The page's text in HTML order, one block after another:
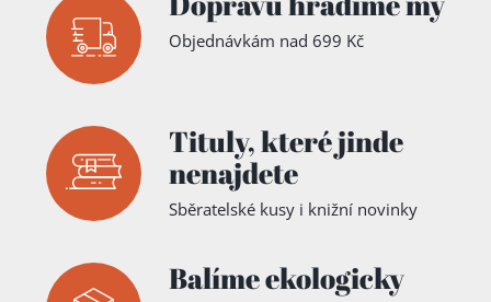
Objednávkám nad 699 Kč
Tituly,které jinde
nenajdete
Sběratelské kusy i knižní novinky
Balíme ekologicky